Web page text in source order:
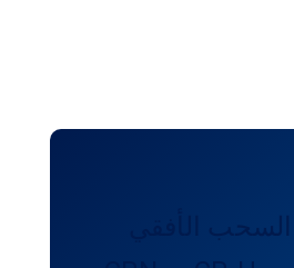
الأفقي